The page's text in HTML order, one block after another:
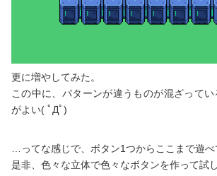
更に増やしてみた。
この中に、パターンが違うものが混ざって
がよい( ﾟДﾟ)
…ってな感じで、ボタン1つからここまで遊べ
是非、色々な立体で色々なボタンを作って試